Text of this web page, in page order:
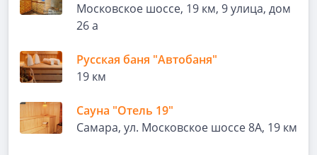
Московское шоссе, 19 км, 9 улица, дом
26 а
Русская баня "Автобаня"
19 км
Сауна "Отель 19"
Самара, ул. Московское шоссе 8А, 19 км